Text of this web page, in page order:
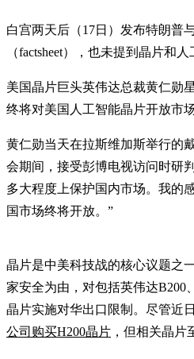
白宫两天后（17日）发布特朗普
（factsheet），也未提到晶片和人
美国晶片巨头英伟达总裁黄仁勋
终将对美国人工智能晶片开放市场
黄仁勋当天在拉斯维加斯举行的
会期间，接受彭博电视访问时研
多大程度上保护国内市场。我的
国市场终将开放。”
晶片是中美科技战的核心议题之
家安全为由，对包括英伟达B200
晶片实施对华出口限制。尽管近
公司购买H200晶片 ，但相关晶片